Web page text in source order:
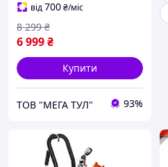
масла
від700₴/міс
6 999₴
8 299 ₴
Купити
ТОВ "МЕГА ТУЛ" 93%